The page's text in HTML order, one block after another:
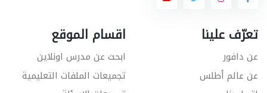
تعرّف علينا
عن دافور
عن عالم أطلس
اقسام الموقع
ابحث عن مدرس اونلاين
تجميعات الملفات التعليمية